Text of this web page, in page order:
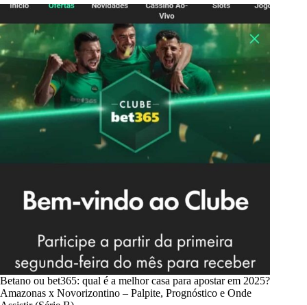
Betano ou bet365: qual é a melhor casa para apostar em 2025?
Amazonas x Novorizontino – Palpite, Prognóstico e Onde